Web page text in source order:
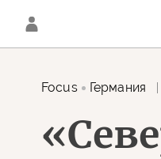
Focus Германия